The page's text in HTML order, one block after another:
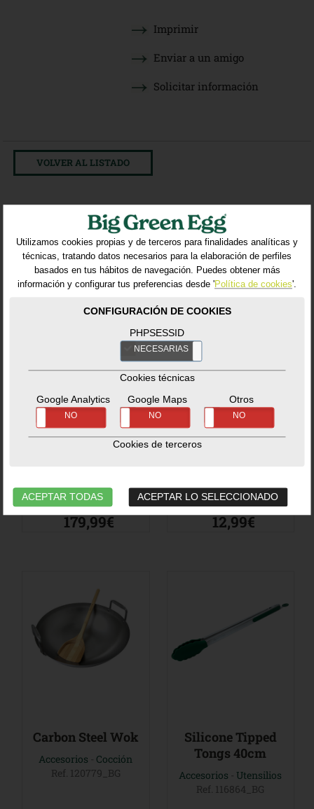
Imprimir
Enviar a un amigo
Solicitar información
VOLVER AL LISTADO
Productos relacionados
ConvEGGtor
Basket 2XL
Cocción
179,99€
Hickory Wood
Chips
12,99€
Carbon Steel Wok
Accesorios
Cocción
Ref. 120779_BG
Silicone Tipped
Tongs 40cm
Accesorios
Utensilios
Ref. 116864_BG
Utilizamos cookies propias y de terceros para finalidades analíticas y
técnicas, tratando datos necesarios para la elaboración de perfiles
basados en tus hábitos de navegación. Puedes obtener más
información y configurar tus preferencias desde 'Política de cookies'.
CONFIGURACIÓN DE COOKIES
PHPSESSID
NECESARIAS
Cookies técnicas
Google Analytics
NO
Google Maps
NO
Otros
NO
Cookies de terceros
ACEPTAR TODAS ACEPTAR LO SELECCIONADO